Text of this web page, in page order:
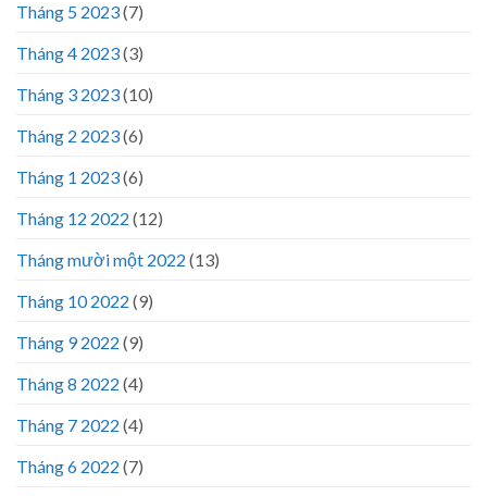
Tháng 5 2023(7)
Tháng 4 2023(3)
Tháng 3 2023(10)
Tháng 2 2023(6)
Tháng 1 2023(6)
Tháng 12 2022 (12)
Tháng mười một 2022 (13)
Tháng 10 2022 (9)
Tháng 9 2022 (9)
Tháng 8 2022 (4)
Tháng 7 2022 (4)
Tháng 6 2022 (7)